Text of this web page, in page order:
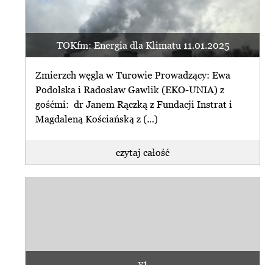
TOKfm: Energia dla Klimatu 11.01.2025
Zmierzch węgla w Turowie Prowadzący: Ewa
Podolska i Radosław Gawlik (EKO-UNIA) z
gośćmi: dr Janem Rączką z Fundacji Instrat i
Magdaleną Kościańską z (...)
czytaj całość